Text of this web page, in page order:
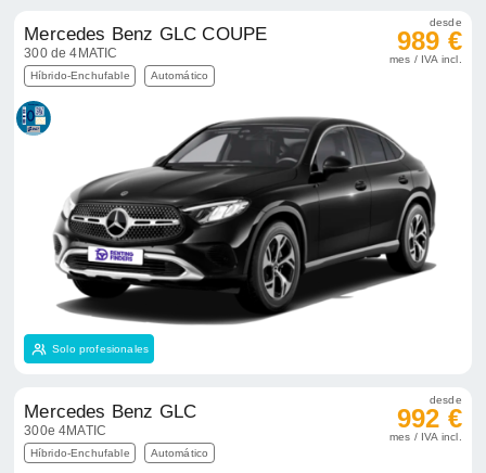
Mercedes Benz GLC COUPE
300 de 4MATIC
Híbrido-Enchufable Automático
desde
989 €
mes / IVA incl.
Solo profesionales
Mercedes Benz GLC
300e 4MATIC
Híbrido-Enchufable Automático
desde
992 €
mes / IVA incl.